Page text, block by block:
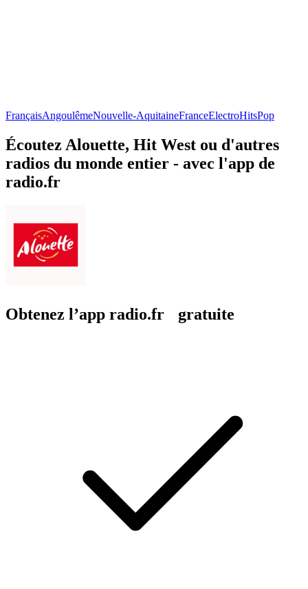
FrançaisAngoulêmeNouvelle-AquitaineFranceElectroHitsPop
Écoutez Alouette, Hit West ou d'autres
radios du monde entier - avec l'app de
radio.fr
Obtenez l’app radio.fr gratuite